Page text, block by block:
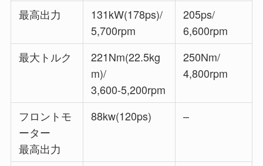
最高出力
131kW(178ps)/
5,700rpm
205ps/
6,600rpm
最大トルク
221Nm(22.5kg
m)/
3,600-5,200rpm
250Nm/
4,800rpm
フロントモ
ーター
最高出力
88kw(120ps) –